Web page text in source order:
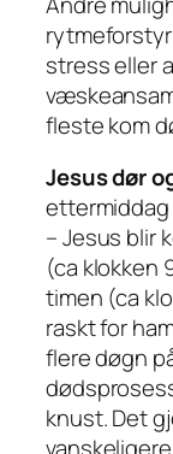
stress eller
fleste kom
Jesus dør
– Jesus blir
(ca klokken
timen (ca
raskt for
flere døgn
knust. Det